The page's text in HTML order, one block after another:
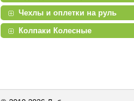
Чехлы и оплетки на руль
Колпаки Колесные